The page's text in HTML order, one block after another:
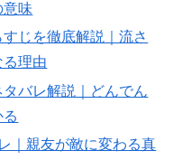
意味
じを徹底解説｜流さ
理由
バレ解説｜どんでん
｜親友が敵に変わる真